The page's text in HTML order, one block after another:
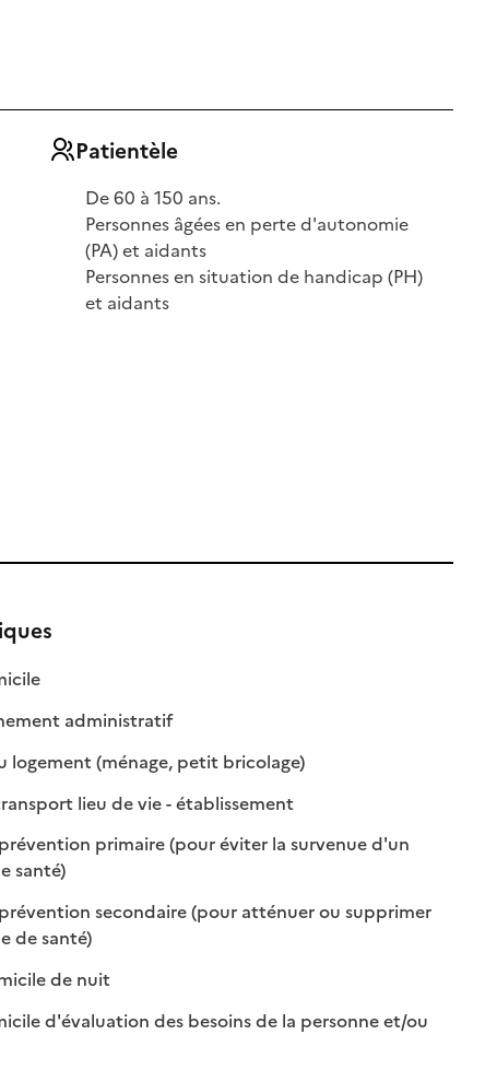
Patientèle
De 60 à 150 ans.
Personnes âgées en perte d'autonomie
(PA) et aidants
Personnes en situation de handicap (PH)
et aidants
: disponible
: non disponible
administratif: disponible
: non disponible
logement (ménage, petit bricolage): disponible
: non disponible
lieu de vie - établissement: disponible
: non disponible
primaire (pour éviter la survenue d'un
santé)
: disponible
: non disponible
secondaire (pour atténuer ou supprimer
de santé): disponible
: non disponible
de nuit
: disponible
: non disponible
d'évaluation des besoins de la personne et/ou
disponible